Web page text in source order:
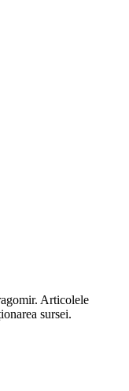
Articolele
sursei.